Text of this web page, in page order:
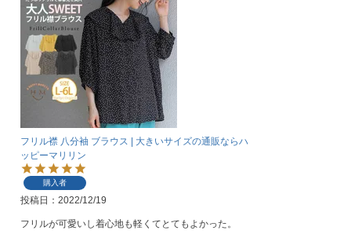
フリル襟 八分袖 ブラウス | 大きいサイズの通販ならハ
ッピーマリリン
購入者
投稿日 2022/12/19
フリルが可愛いし着心地も軽くてとてもよかった。